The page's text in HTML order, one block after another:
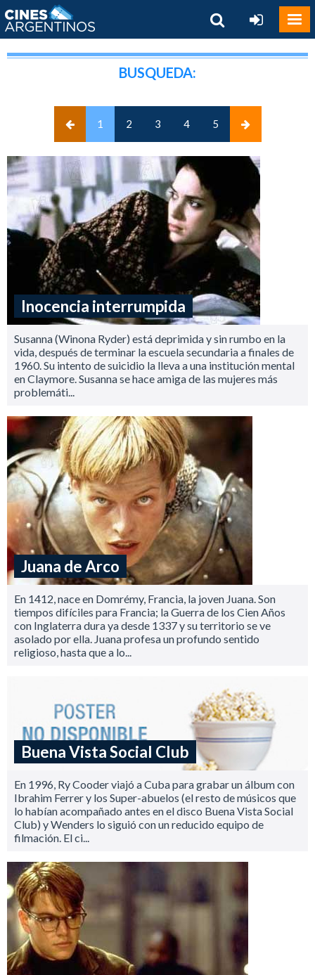
BUSQUEDA:
1 (current)
2 3 4 5
Inocencia interrumpida
Susanna (Winona Ryder) está deprimida y sin rumbo en la
vida, después de terminar la escuela secundaria a finales de
1960. Su intento de suicidio la lleva a una institución mental
en Claymore. Susanna se hace amiga de las mujeres más
problemáti...
Juana de Arco
En 1412, nace en Domrémy, Francia, la joven Juana. Son
tiempos difíciles para Francia; la Guerra de los Cien Años
con Inglaterra dura ya desde 1337 y su territorio se ve
asolado por ella. Juana profesa un profundo sentido
religioso, hasta que a lo...
Buena Vista Social Club
En 1996, Ry Cooder viajó a Cuba para grabar un álbum con
Ibrahim Ferrer y los Super-abuelos (el resto de músicos que
lo habían acompañado antes en el disco Buena Vista Social
Club) y Wenders lo siguió con un reducido equipo de
filmación. El ci...